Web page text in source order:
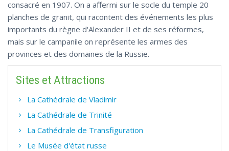
consacré en 1907. On a affermi sur le socle du temple 20
planches de granit, qui racontent des événements les plus
importants du règne d'Alexander II et de ses réformes,
mais sur le campanile on représente les armes des
provinces et des domaines de la Russie.
Sites et Attractions
La Cathédrale de Vladimir
La Cathédrale de Trinité
La Cathédrale de Transfiguration
Le Musée d'état russe